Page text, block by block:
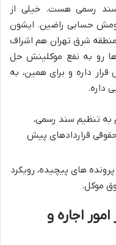
سند رسمی هست. خیلی از
حسابی راضین. ایشون
شرق تهران هم اشراف
ها رو به نفع موکلینش حل
داره و برای همین، به
داره.
به تنظیم سند رسمی،
قراردادهای پیش
های پیچیده، رویکرد
موکل.
اجاره و